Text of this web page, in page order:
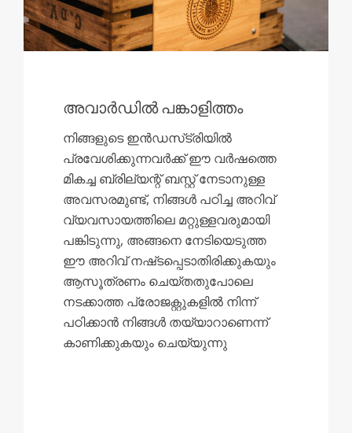
അവാർഡിൽ പങ്കാളിത്തം
നിങ്ങളുടെ ഇൻഡസ്‌ട്രിയിൽ
പ്രവേശിക്കുന്നവർക്ക് ഈ വർഷത്തെ
മികച്ച ബ്രില്യന്റ് ബസ്റ്റ് നേടാനുള്ള
അവസരമുണ്ട്, നിങ്ങൾ പഠിച്ച അറിവ്
വ്യവസായത്തിലെ മറ്റുള്ളവരുമായി
പങ്കിടുന്നു, അങ്ങനെ നേടിയെടുത്ത
ഈ അറിവ് നഷ്‌ടപ്പെടാതിരിക്കുകയും
ആസൂത്രണം ചെയ്തതുപോലെ
നടക്കാത്ത പ്രോജക്റ്റുകളിൽ നിന്ന്
പഠിക്കാൻ നിങ്ങൾ തയ്യാറാണെന്ന്
കാണിക്കുകയും ചെയ്യുന്നു